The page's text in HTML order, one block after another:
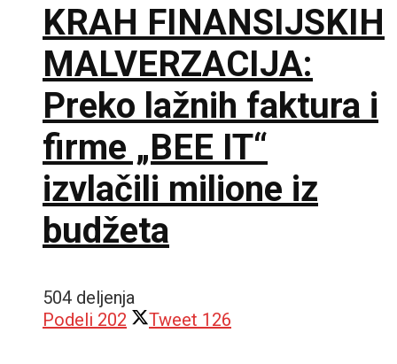
KRAH FINANSIJSKIH
MALVERZACIJA:
Preko lažnih faktura i
firme „BEE IT“
izvlačili milione iz
budžeta
504 deljenja
Podeli 202 Tweet 126